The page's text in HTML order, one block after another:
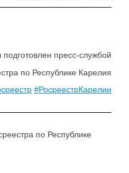
пресс-службой
по Республике Карелия
#РосреестрКарелии
по Республике